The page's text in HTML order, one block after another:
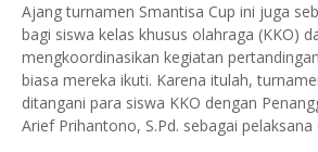
Ajang turnamen Smantisa Cup ini juga
bagi siswa kelas khusus olahraga (KKO)
mengkoordinasikan kegiatan
biasa mereka ikuti. Karena itulah,
ditangani para siswa KKO dengan
Arief Prihantono, S.Pd. sebagai pelaksana